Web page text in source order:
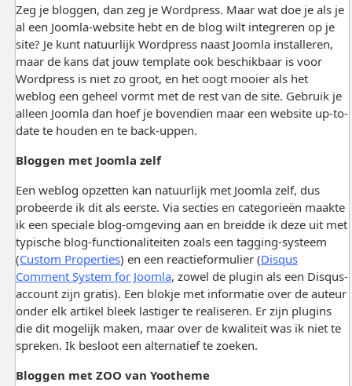
Zeg je bloggen, dan zeg je Wordpress. Maar wat doe je als je
al een Joomla-website hebt en de blog wilt integreren op je
site? Je kunt natuurlijk Wordpress naast Joomla installeren,
maar de kans dat jouw template ook beschikbaar is voor
Wordpress is niet zo groot, en het oogt mooier als het
weblog een geheel vormt met de rest van de site. Gebruik je
alleen Joomla dan hoef je bovendien maar een website up-to-
date te houden en te back-uppen.
Bloggen met Joomla zelf
Een weblog opzetten kan natuurlijk met Joomla zelf, dus
probeerde ik dit als eerste. Via secties en categorieën maakte
ik een speciale blog-omgeving aan en breidde ik deze uit met
typische blog-functionaliteiten zoals een tagging-systeem
(Custom Properties) en een reactieformulier (Disqus
Comment System for Joomla, zowel de plugin als een Disqus-
account zijn gratis). Een blokje met informatie over de auteur
onder elk artikel bleek lastiger te realiseren. Er zijn plugins
die dit mogelijk maken, maar over de kwaliteit was ik niet te
spreken. Ik besloot een alternatief te zoeken.
Bloggen met ZOO van Yootheme